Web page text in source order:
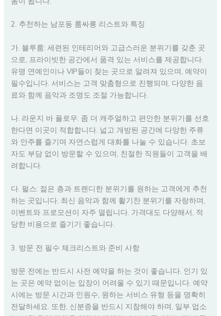
2. 추천하는 남포동 룸싸롱 리스트와 특징
가. 블루룸: 세련된 인테리어와 고급스러운 분위기를 갖춘 곳
으로, 프라이빗한 공간에서 품격 있는 서비스를 제공합니다.
유명 연예인이나 VIP들이 찾는 곳으로 알려져 있으며, 예약이
필수입니다. 서비스는 고객 맞춤형으로 진행되며, 다양한 음
료와 함께 음악과 조명도 조절 가능합니다.
나. 라운지 바 플로우: 좀 더 캐주얼하고 편안한 분위기를 선호
한다면 이곳이 적합합니다. 넓고 개방된 공간에 다양한 주류
와 안주를 즐기며 자연스럽게 대화를 나눌 수 있습니다. 초보
자도 부담 없이 방문할 수 있으며, 친절한 직원들이 고객을 배
려합니다.
다. 펄스: 젊은 층과 트렌디한 분위기를 원하는 고객에게 추천
하는 곳입니다. 최신 음악과 함께 활기찬 분위기를 자랑하며,
이벤트와 프로모션이 자주 열립니다. 가격대도 다양해서, 적
당한 비용으로 즐기기 좋습니다.
3. 방문 전 필수 체크리스트와 준비 사항
방문 전에는 반드시 사전 예약을 하는 것이 좋습니다. 인기 있
는 곳은 예약 없이는 입장이 어려울 수 있기 때문입니다. 예약
시에는 방문 시간과 인원수, 원하는 서비스 유형 등을 명확히
전달하세요. 또한, 신분증을 반드시 지참해야 하며, 일부 업소